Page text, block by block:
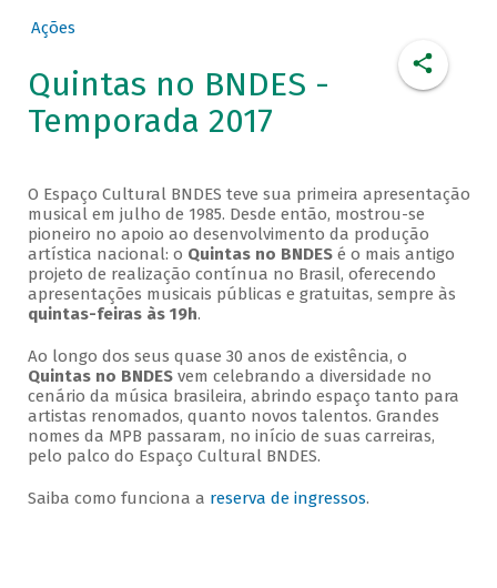
Ações
Quintas no BNDES -
Temporada 2017
O Espaço Cultural BNDES teve sua primeira apresentação
musical em julho de 1985. Desde então, mostrou-se
pioneiro no apoio ao desenvolvimento da produção
artística nacional: o Quintas no BNDESé o mais antigo
projeto de realização contínua no Brasil, oferecendo
apresentações musicais públicas e gratuitas, sempre às
quintas-feiras às 19h.
Ao longo dos seus quase 30 anos de existência, o
Quintas no BNDESvem celebrando a diversidade no
cenário da música brasileira, abrindo espaço tanto para
artistas renomados, quanto novos talentos. Grandes
nomes da MPB passaram, no início de suas carreiras,
pelo palco do Espaço Cultural BNDES.
Saiba como funciona a reserva de ingressos.